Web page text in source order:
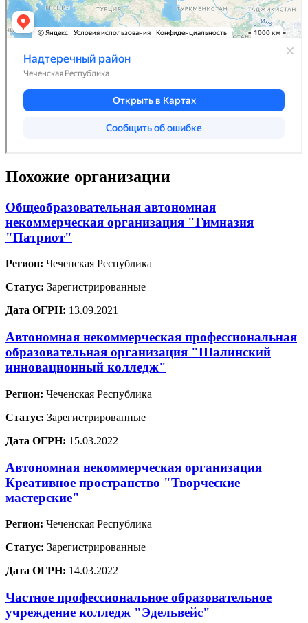
Похожие организации
Общеобразовательная автономная
некоммерческая организация "Гимназия
"Патриот"
Регион: Чеченская Республика
Статус: Зарегистрированные
Дата ОГРН: 13.09.2021
Автономная некоммерческая профессиональная
образовательная организация "Шалинский
инновационный колледж"
Регион: Чеченская Республика
Статус: Зарегистрированные
Дата ОГРН: 15.03.2022
Автономная некоммерческая организация
Креативное пространство "Творческие
мастерские"
Регион: Чеченская Республика
Статус: Зарегистрированные
Дата ОГРН: 14.03.2022
Частное профессиональное образовательное
учреждение колледж "Эдельвейс"